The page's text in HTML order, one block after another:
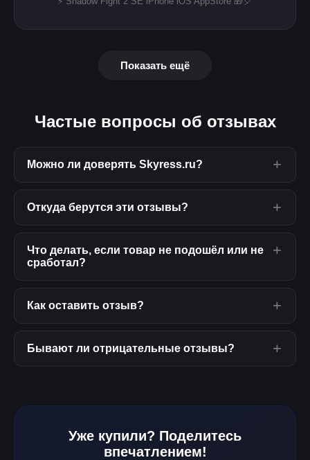
Показать ещё
Частые вопросы об отзывах
Можно ли доверять Skyress.ru?
Откуда берутся эти отзывы?
Что делать, если товар не подошёл или не
сработал?
Как оставить отзыв?
Бывают ли отрицательные отзывы?
Уже купили? Поделитесь
впечатлением!